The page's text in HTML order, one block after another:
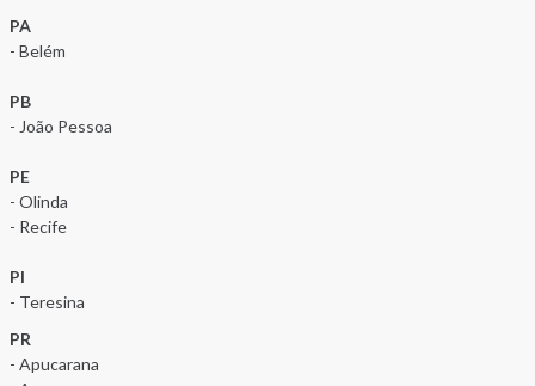
PA
- Belém
PB
- João Pessoa
PE
- Olinda
- Recife
PI
- Teresina
PR
- Apucarana